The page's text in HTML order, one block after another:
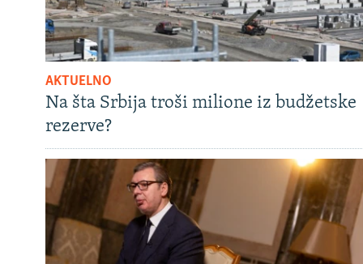
AKTUELNO
Na šta Srbija troši milione iz budžetske
rezerve?